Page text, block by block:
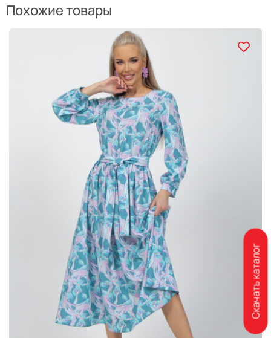
Похожие товары
Скачать каталог